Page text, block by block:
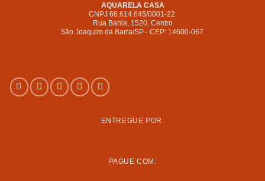
AQUARELA CASA
CNPJ 66.614.645/0001-22.
Rua Bahia, 1520, Centro
São Joaquim da Barra/SP - CEP: 14600-067.
ENTREGUE POR:
PAGUE COM: